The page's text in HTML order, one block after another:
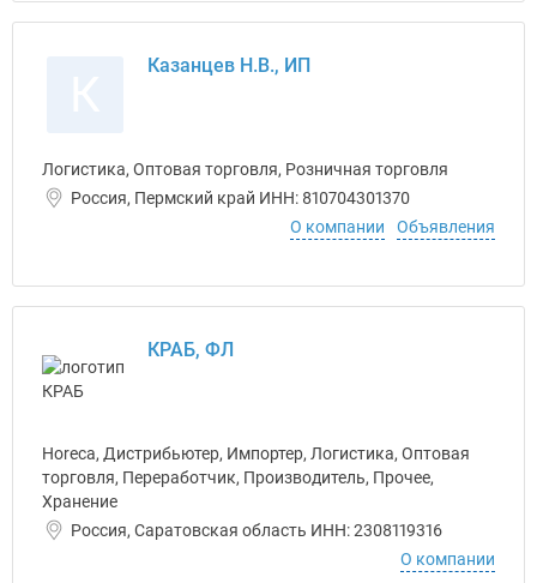
Казанцев Н.В., ИП
Логистика, Оптовая торговля, Розничная торговля
Россия, Пермский край ИНН: 810704301370
О компании
Объявления
КРАБ, ФЛ
Horeca, Дистрибьютер, Импортер, Логистика, Оптовая
торговля, Переработчик, Производитель, Прочее,
Хранение
Россия, Саратовская область ИНН: 2308119316
О компании